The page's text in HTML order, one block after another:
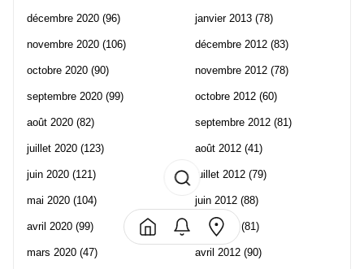
décembre 2020 (96)
novembre 2020 (106)
octobre 2020 (90)
septembre 2020 (99)
août 2020 (82)
juillet 2020 (123)
juin 2020 (121)
mai 2020 (104)
avril 2020 (99)
mars 2020 (47)
janvier 2013 (78)
décembre 2012 (83)
novembre 2012 (78)
octobre 2012 (60)
septembre 2012 (81)
août 2012 (41)
juillet 2012 (79)
juin 2012 (88)
mai 2012 (81)
avril 2012 (90)